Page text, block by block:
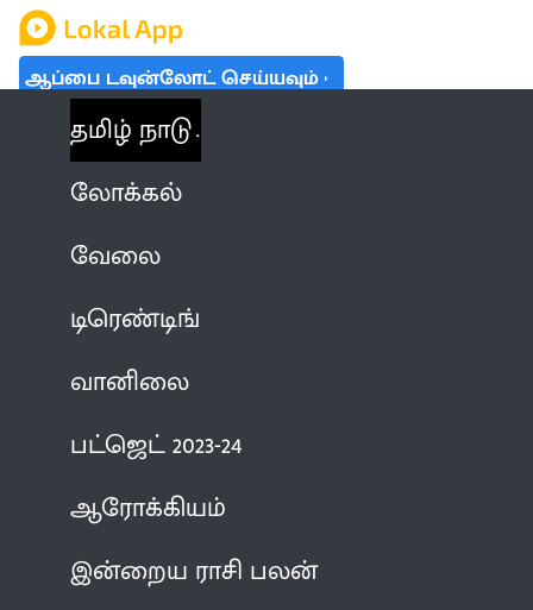
ஆப்பை டவுன்லோட் செய்யவும்
தமிழ் நாடு
லோக்கல்
வேலை
டிரெண்டிங்
வானிலை
பட்ஜெட் 2023-24
ஆரோக்கியம்
இன்றைய ராசி பலன்